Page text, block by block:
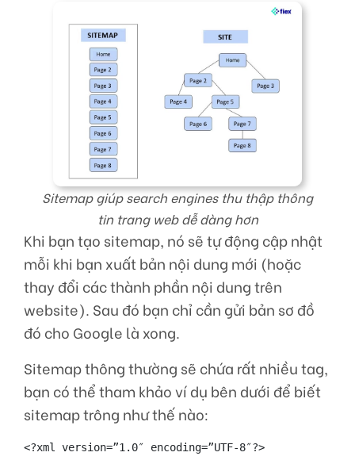
Sitemap giúp search engines thu thập thông
tin trang web dễ dàng hơn
Khi bạn tạo sitemap, nó sẽ tự động cập nhật
mỗi khi bạn xuất bản nội dung mới (hoặc
thay đổi các thành phần nội dung trên
website). Sau đó bạn chỉ cần gửi bản sơ đồ
đó cho Google là xong.
Sitemap thông thường sẽ chứa rất nhiều tag,
bạn có thể tham khảo ví dụ bên dưới để biết
sitemap trông như thế nào:
<?xml version=”1.0″ encoding=”UTF-8″?>